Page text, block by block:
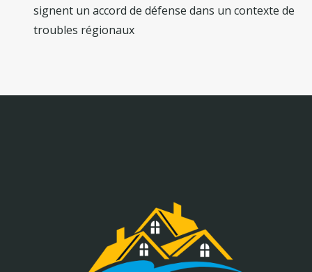
signent un accord de défense dans un contexte de
troubles régionaux